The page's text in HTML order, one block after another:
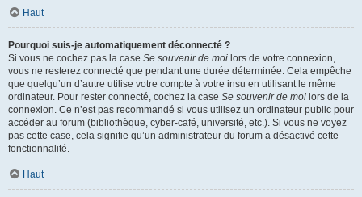
Haut
Pourquoi suis-je automatiquement déconnecté ?
Si vous ne cochez pas la case Se souvenir de moi lors de votre connexion,
vous ne resterez connecté que pendant une durée déterminée. Cela empêche
que quelqu’un d’autre utilise votre compte à votre insu en utilisant le même
ordinateur. Pour rester connecté, cochez la case Se souvenir de moi lors de la
connexion. Ce n’est pas recommandé si vous utilisez un ordinateur public pour
accéder au forum (bibliothèque, cyber-café, université, etc.). Si vous ne voyez
pas cette case, cela signifie qu’un administrateur du forum a désactivé cette
fonctionnalité.
Haut